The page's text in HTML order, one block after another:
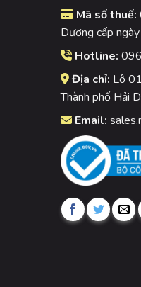
Mã số thuế:
Dương cấp
Hotline:
Địa chỉ: Lô
Thành phố Hải
Email: